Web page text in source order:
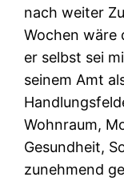
nach weiter
Wochen wäre
er selbst sei
seinem Amt
Wohnraum,
Gesundheit,
zunehmend